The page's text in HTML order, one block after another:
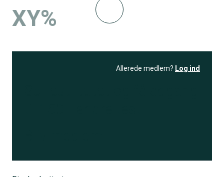
XY%
Allerede medlem? Log ind